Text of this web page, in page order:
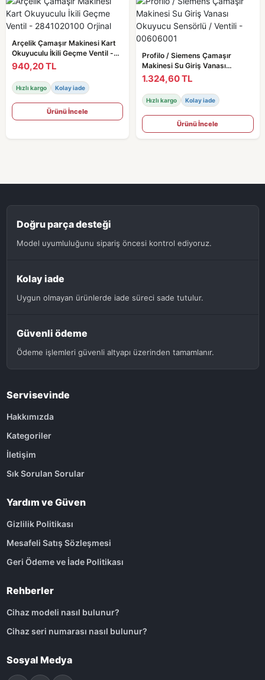
Arçelik Çamaşır Makinesi Kart
Okuyuculu İkili Geçme Ventil -
2841020100 Orjinal
940,20 TL
Hızlı kargo Kolay iade
Ürünü İncele
Profilo / Siemens Çamaşır
Makinesi Su Giriş Vanası
Okuyucu Sensörlü / Ventili -
00606001
1.324,60 TL
Hızlı kargo Kolay iade
Ürünü İncele
Doğru parça desteği
Model uyumluluğunu sipariş öncesi kontrol ediyoruz.
Kolay iade
Uygun olmayan ürünlerde iade süreci sade tutulur.
Güvenli ödeme
Ödeme işlemleri güvenli altyapı üzerinden tamamlanır.
Servisevinde
Hakkımızda
Kategoriler
İletişim
Sık Sorulan Sorular
Yardım ve Güven
Gizlilik Politikası
Mesafeli Satış Sözleşmesi
Geri Ödeme ve İade Politikası
Rehberler
Cihaz modeli nasıl bulunur?
Cihaz seri numarası nasıl bulunur?
Sosyal Medya